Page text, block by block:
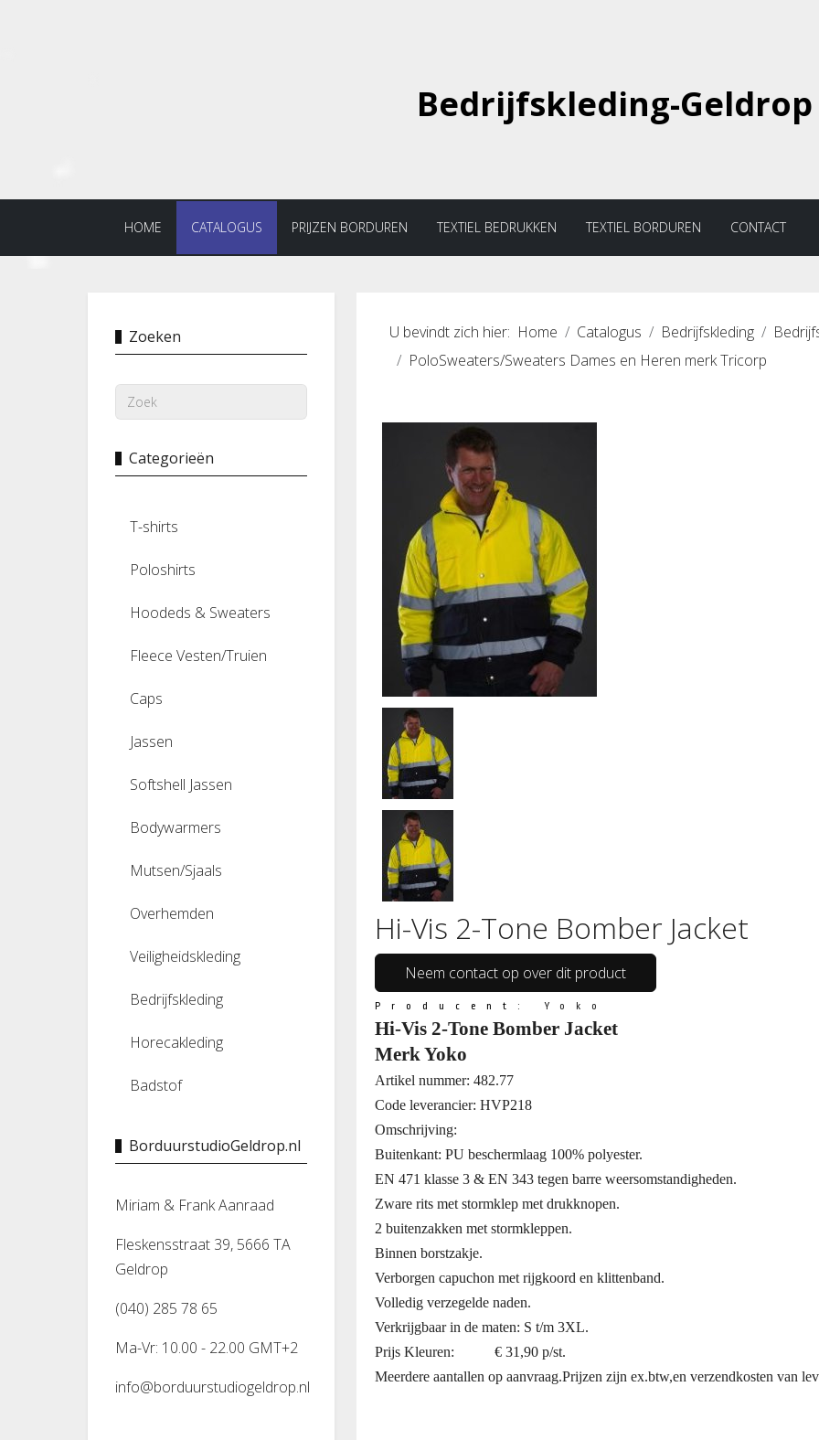
Bedrijfskleding-Geldrop
HOME CATALOGUS PRIJZEN BORDUREN TEXTIEL BEDRUKKEN TEXTIEL BORDUREN CONTACT
Zoeken
Categorieën
T-shirts
Poloshirts
Hoodeds & Sweaters
Fleece Vesten/Truien
Caps
Jassen
Softshell Jassen
Bodywarmers
Mutsen/Sjaals
Overhemden
Veiligheidskleding
Bedrijfskleding
Horecakleding
Badstof
BorduurstudioGeldrop.nl
Miriam & Frank Aanraad
Fleskensstraat 39, 5666 TA
Geldrop
(040) 285 78 65
Ma-Vr: 10.00 - 22.00 GMT+2
info@borduurstudiogeldrop.nl
U bevindt zich hier: Home Catalogus Bedrijfskleding
PoloSweaters/Sweaters Dames en Heren merk Tricorp
Hi-Vis 2-Tone Bomber Jacket
Neem contact op over dit product
Producent: Yoko
Hi-Vis 2-Tone Bomber Jacket
Merk Yoko
Artikel nummer: 482.77
Code leverancier: HVP218
Omschrijving:
Buitenkant: PU beschermlaag 100% polyester.
EN 471 klasse 3 & EN 343 tegen barre weersomstandigheden.
Zware rits met stormklep met drukknopen.
2 buitenzakken met stormkleppen.
Binnen borstzakje.
Verborgen capuchon met rijgkoord en klittenband.
Volledig verzegelde naden.
Verkrijgbaar in de maten: S t/m 3XL.
Prijs Kleuren: € 31,90 p/st.
Meerdere aantallen op aanvraag.Prijzen zijn ex.btw,en verzendkosten van